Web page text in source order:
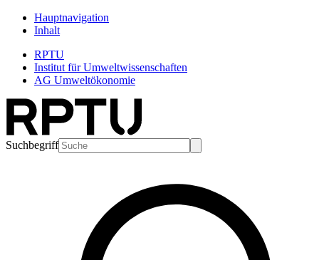
Hauptnavigation
Inhalt
RPTU
Institut für Umweltwissenschaften
AG Umweltökonomie
Suchbegriff